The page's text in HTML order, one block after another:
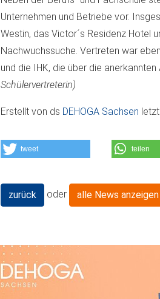
Unternehmen und Betriebe vor.
Westin, das Victor´s Residenz Hotel
Nachwuchssuche. Vertreten war
und die IHK, die über die
Schülervertreterin)
Erstellt von ds DEHOGA Sachsen
tweet teilen
zurück oder alle News anzeigen